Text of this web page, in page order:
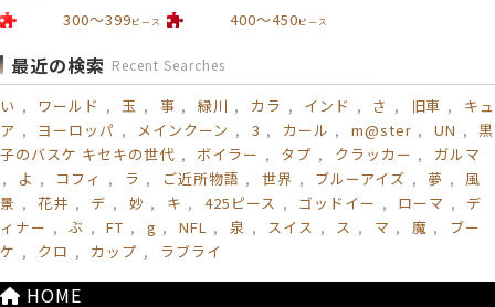
300～399ピース 400～450ピース
最近の検索 Recent Searches
い ワールド 玉 事 緑川 カラ インド さ 旧車
キュ
ア
ヨーロッパ メインクーン 3 カール m@ster UN
黒
子のバスケ キセキの世代
ボイラー タプ クラッカー
ガルマ
よ
コフィ ラ ご近所物語 世界 ブルーアイズ 夢
風
景
花井 デ 妙 キ 425ピース ゴッドイー ローマ
デ
ィナー
ぶ FT g NFL 泉 スイス ス マ 魔
ブー
ケ
クロ カップ ラブライ
HOME